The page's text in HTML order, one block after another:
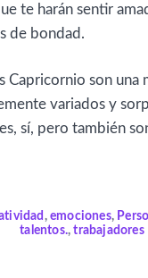
te harán sentir
de bondad.
Capricornio son una
variados y
sí, pero también
, emociones,
talentos.,trabajadores